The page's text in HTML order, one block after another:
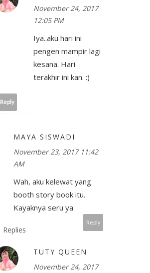
November 24, 2017
12:05 PM
Iya..aku hari ini
pengen mampir lagi
kesana. Hari
terakhir ini kan. :)
Reply
MAYA SISWADI
November 23, 2017 11:42
AM
Wah, aku kelewat yang
booth story book itu.
Kayaknya seru ya
Reply
Replies
TUTY QUEEN
November 24, 2017